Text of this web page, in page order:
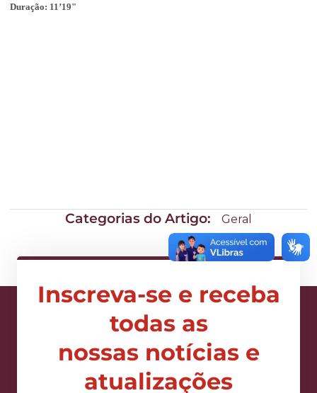
Duração: 11’19"
Categorias do Artigo: Geral
Inscreva-se e receba
todas as
nossas notícias e
atualizações